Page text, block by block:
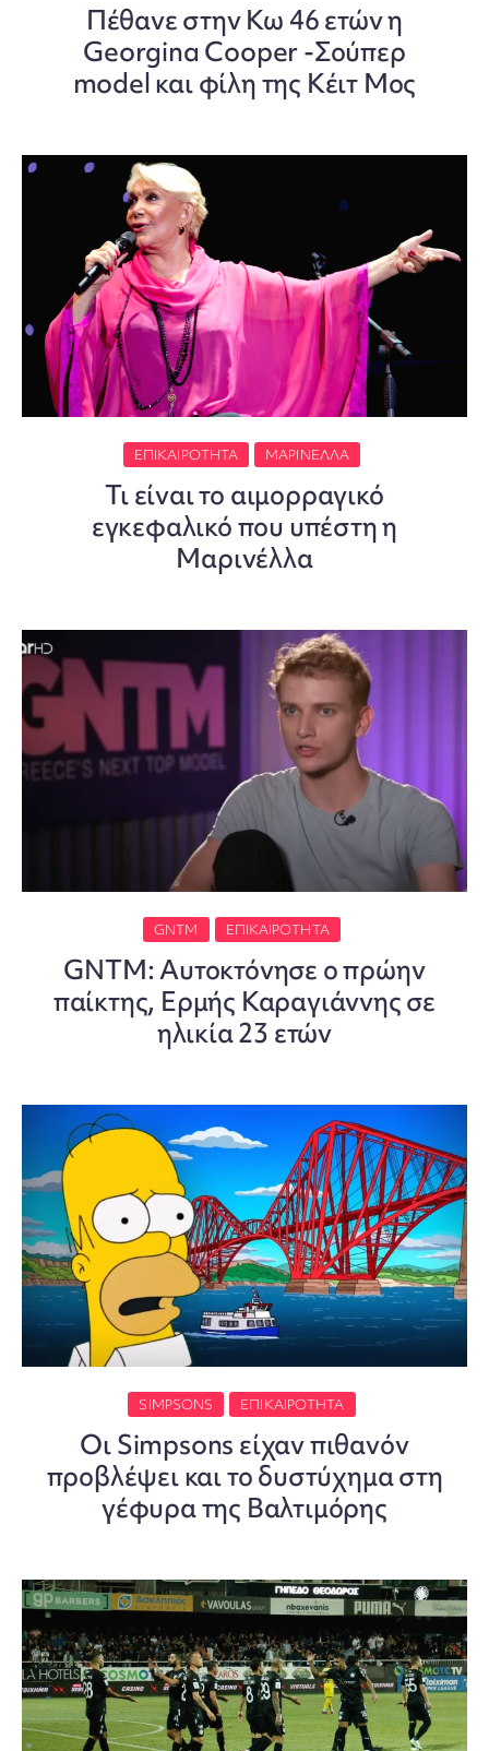
Πέθανε στην Κω 46 ετών η
Georgina Cooper -Σούπερ
model και φίλη της Κέιτ Μος
ΕΠΙΚΑΙΡΌΤΗΤΑ ΜΑΡΙΝΈΛΛΑ
Τι είναι το αιμορραγικό
εγκεφαλικό που υπέστη η
Μαρινέλλα
GNTM ΕΠΙΚΑΙΡΌΤΗΤΑ
GNTM: Αυτοκτόνησε ο πρώην
παίκτης, Ερμής Καραγιάννης σε
ηλικία 23 ετών
SIMPSONS ΕΠΙΚΑΙΡΌΤΗΤΑ
Οι Simpsons είχαν πιθανόν
προβλέψει και το δυστύχημα στη
γέφυρα της Βαλτιμόρης